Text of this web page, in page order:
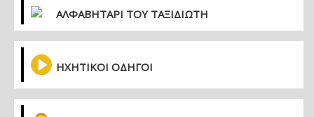
ΑΛΦΑΒΗΤΑΡΙ ΤΟΥ ΤΑΞΙΔΙΩΤΗ
ΗΧΗΤΙΚΟΙ ΟΔΗΓΟΙ